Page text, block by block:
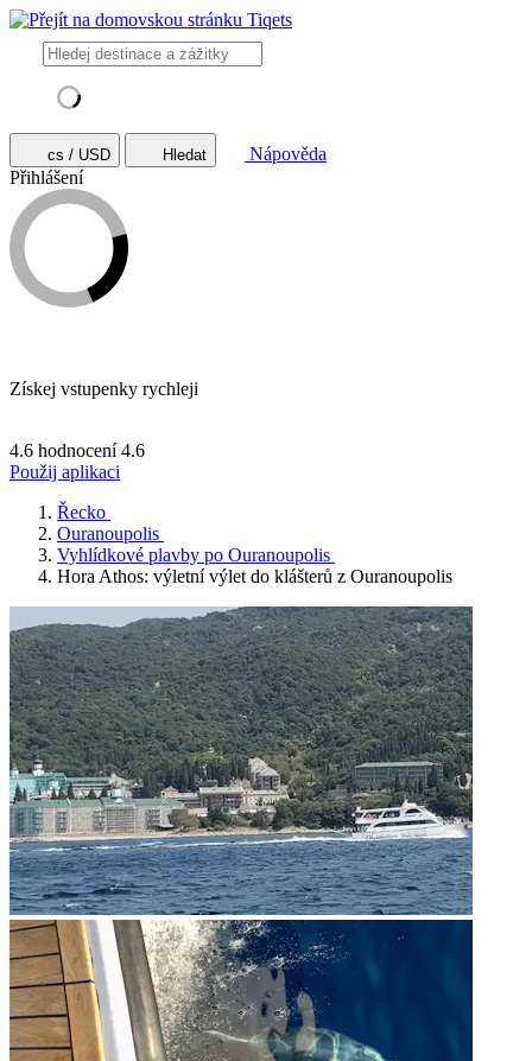
cs / USD Hledat
Nápověda
Přihlášení
Získej vstupenky rychleji
4.6 hodnocení 4.6
Použij aplikaci
Řecko
Ouranoupolis
Vyhlídkové plavby po Ouranoupolis
Hora Athos: výletní výlet do klášterů z Ouranoupolis